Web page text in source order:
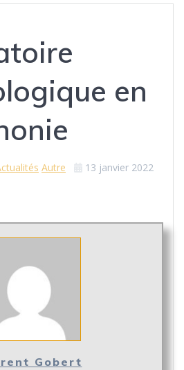
en
Autre
13 janvier 2022
Gobert